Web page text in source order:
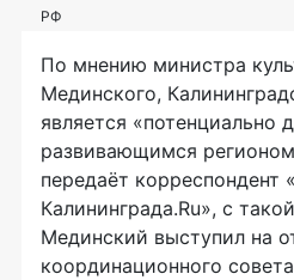
РФ
По мнению министра
Мединского,
является «потенциально
развивающимся
передаёт корреспондент
Калининграда.Ru», с
Мединский выступил на
координационного